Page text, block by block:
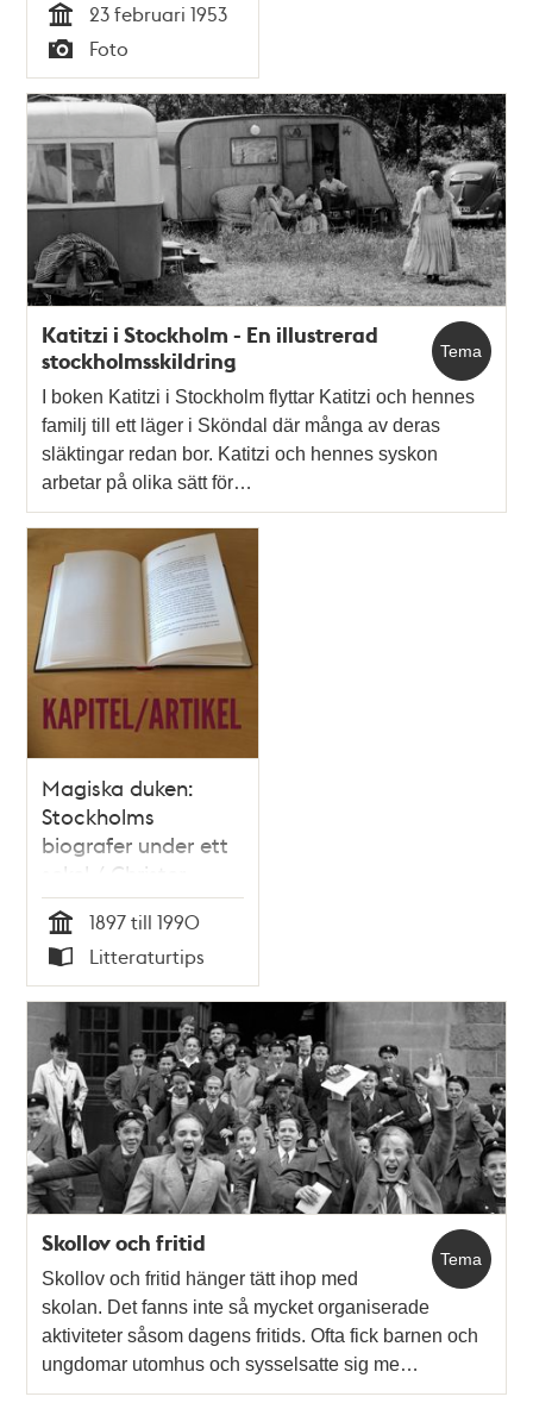
tredimensionella
premiär
Tid
23 februari 1953
Typ
Foto
Tema
Katitzi i Stockholm - En illustrerad
stockholmsskildring
I boken Katitzi i Stockholm flyttar Katitzi och hennes
familj till ett läger i Sköndal där många av deras
släktingar redan bor. Katitzi och hennes syskon
arbetar på olika sätt för…
Magiska duken:
Stockholms
biografer under ett
sekel / Christer
Jörgensen
Tid
1897 till 1990
Typ
Litteraturtips
Tema
Skollov och fritid
Skollov och fritid hänger tätt ihop med
skolan. Det fanns inte så mycket organiserade
aktiviteter såsom dagens fritids. Ofta fick barnen och
ungdomar utomhus och sysselsatte sig me…